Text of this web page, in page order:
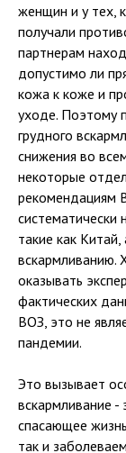
женщин и у тех,
получали
партнерам
допустимо ли
кожа к коже и
уходе. Поэтому
грудного
снижения во
некоторые
рекомендациям
систематически
такие как
вскармливанию.
оказывать
фактических
ВОЗ, это не
пандемии.
Это вызывает
вскармливание -
спасающее
так и